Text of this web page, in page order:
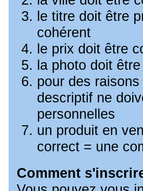
le titre doit être
cohérent
le prix doit être
la photo doit
pour des
descriptif ne
personnelles
un produit en
correct = une
Comment